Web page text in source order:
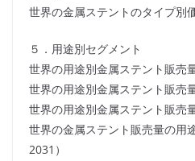
世界の金属ステントのタイプ別
５．用途別セグメント
世界の用途別金属ステント販売
世界の用途別金属ステント販売
世界の用途別金属ステント販売
世界の金属ステント販売量の用
2031）